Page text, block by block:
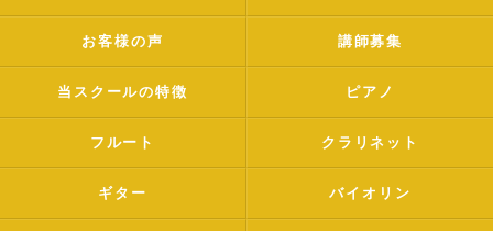
お客様の声 講師募集
当スクールの特徴 ピアノ
フルート クラリネット
ギター バイオリン